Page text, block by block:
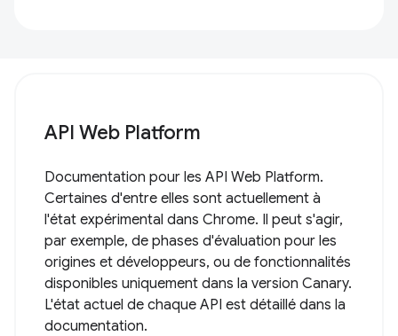
API Web Platform
Documentation pour les API Web Platform.
Certaines d'entre elles sont actuellement à
l'état expérimental dans Chrome. Il peut s'agir,
par exemple, de phases d'évaluation pour les
origines et développeurs, ou de fonctionnalités
disponibles uniquement dans la version Canary.
L'état actuel de chaque API est détaillé dans la
documentation.